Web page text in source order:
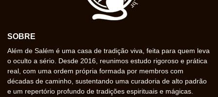
SOBRE
Além de Salém é uma casa de tradição viva, feita para quem leva
o oculto a sério. Desde 2016, reunimos estudo rigoroso e prática
real, com uma ordem própria formada por membros com
décadas de caminho, sustentando uma curadoria de alto padrão
e um repertório profundo de tradições espirituais e mágicas.